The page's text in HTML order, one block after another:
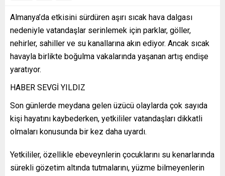
Almanya’da etkisini sürdüren aşırı sıcak hava dalgası
nedeniyle vatandaşlar serinlemek için parklar, göller,
nehirler, sahiller ve su kanallarına akın ediyor. Ancak sıcak
havayla birlikte boğulma vakalarında yaşanan artış endişe
yaratıyor.
HABER SEVGİ YILDIZ
Son günlerde meydana gelen üzücü olaylarda çok sayıda
kişi hayatını kaybederken, yetkililer vatandaşları dikkatli
olmaları konusunda bir kez daha uyardı.
Yetkililer, özellikle ebeveynlerin çocuklarını su kenarlarında
sürekli gözetim altında tutmalarını, yüzme bilmeyenlerin